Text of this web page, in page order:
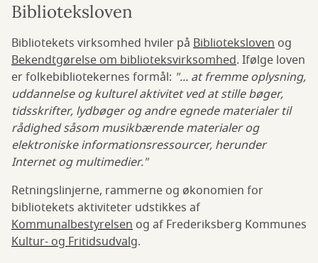
Biblioteksloven
Bibliotekets virksomhed hviler på Biblioteksloven og
Bekendtgørelse om biblioteksvirksomhed. Ifølge loven
er folkebibliotekernes formål: "... at fremme oplysning,
uddannelse og kulturel aktivitet ved at stille bøger,
tidsskrifter, lydbøger og andre egnede materialer til
rådighed såsom musikbærende materialer og
elektroniske informationsressourcer, herunder
Internet og multimedier."
Retningslinjerne, rammerne og økonomien for
bibliotekets aktiviteter udstikkes af
Kommunalbestyrelsen og af Frederiksberg Kommunes
Kultur- og Fritidsudvalg.